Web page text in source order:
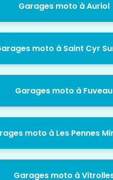
Garages moto à Auriol
moto à Saint Cyr
Garages moto à Fuveau
moto à Les Pennes
Garages moto à